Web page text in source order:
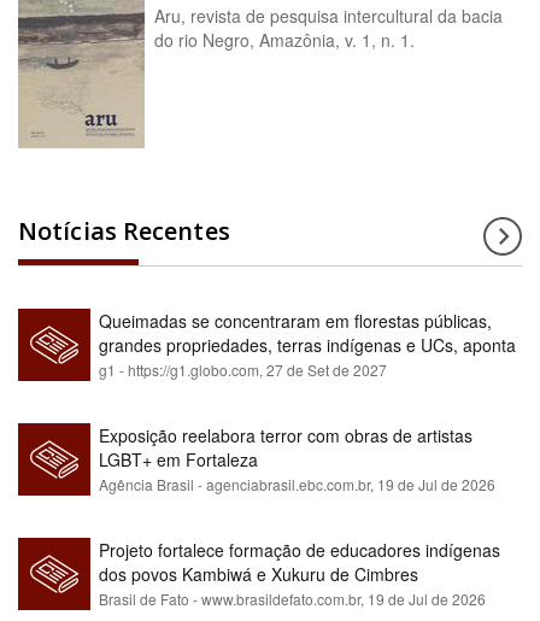
Aru, revista de pesquisa intercultural da bacia
do rio Negro, Amazônia, v. 1, n. 1.
Notícias Recentes
Queimadas se concentraram em florestas públicas,
grandes propriedades, terras indígenas e UCs, aponta
relatório
g1 - https://g1.globo.com,27 de Set de 2027
Exposição reelabora terror com obras de artistas
LGBT+ em Fortaleza
Agência Brasil - agenciabrasil.ebc.com.br, 19 de Jul de 2026
Projeto fortalece formação de educadores indígenas
dos povos Kambiwá e Xukuru de Cimbres
Brasil de Fato - www.brasildefato.com.br, 19 de Jul de 2026